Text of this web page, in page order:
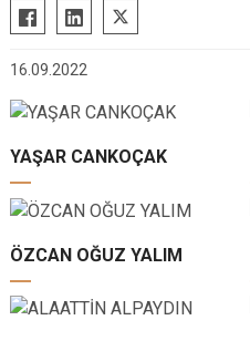
Alanya
Finike
Gazipaşa
Gündoğmuş
İbradı
Demre
Kaş
Kemer
16.09.2022
YAŞAR CANKOÇAK
ÖZCAN OĞUZ YALIM